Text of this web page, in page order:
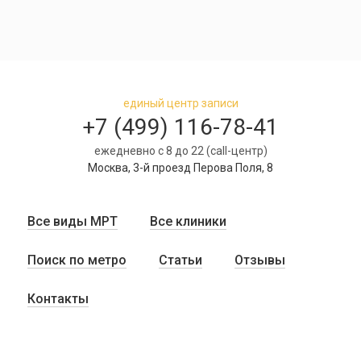
единый центр записи
+7 (499) 116-78-41
ежедневно с 8 до 22 (call-центр)
Москва, 3-й проезд Перова Поля, 8
Все виды МРТ Все клиники
Поиск по метро Статьи Отзывы
Контакты